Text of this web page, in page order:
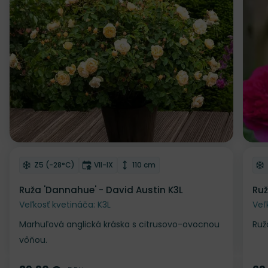
Odober do zoznamu želaní
Mrazuvzdornosť
Z5 (-28°C) Doba kvitnutia
VII-IX Výška rastliny
110 cm
Ruža 'Dannahue' - David Austin K3L
Veľkosť kvetináča: K3L
Marhuľová anglická kráska s citrusovo-ovocnou
vôňou.